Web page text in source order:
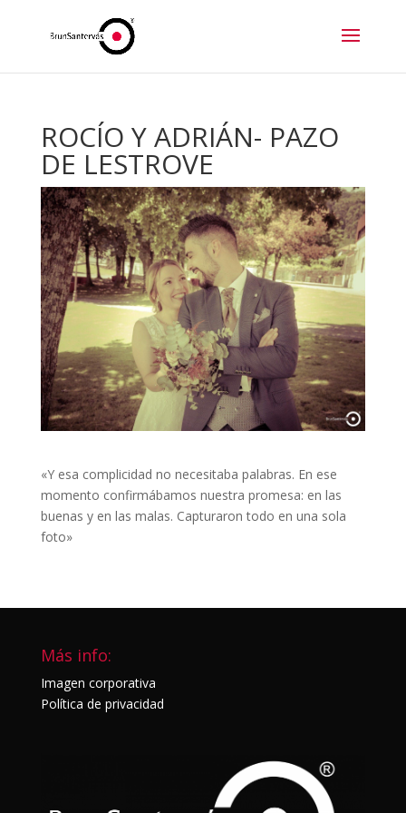
ROCÍO Y ADRIÁN- PAZO
DE LESTROVE
«Y esa complicidad no necesitaba palabras. En ese
momento confirmábamos nuestra promesa: en las
buenas y en las malas. Capturaron todo en una sola
foto»
Más info:
Imagen corporativa
Política de privacidad